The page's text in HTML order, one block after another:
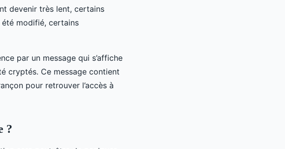
devenir très lent, certains
modifié, certains
par un message qui s’affiche
cryptés. Ce message contient
pour retrouver l’accès à
?